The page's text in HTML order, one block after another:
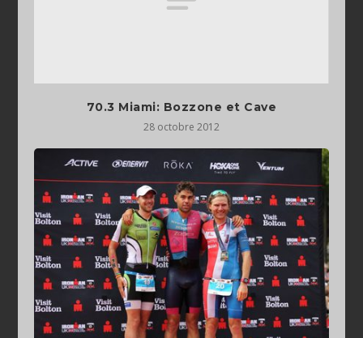
70.3 Miami: Bozzone et Cave
28 octobre 2012